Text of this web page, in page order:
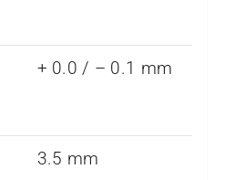
+ 0.0 / – 0.1 mm
3.5 mm